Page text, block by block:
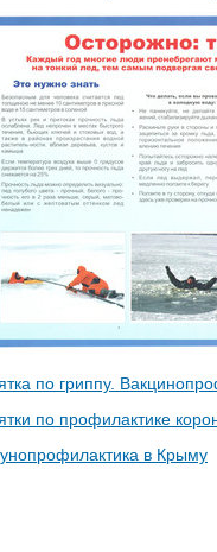
по гриппу.
по профилактике
в Крыму